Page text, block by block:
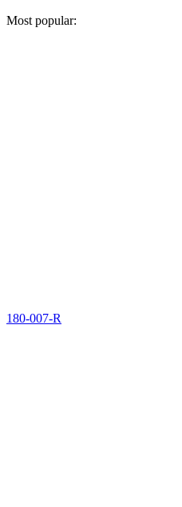
Most popular:
180-007-R